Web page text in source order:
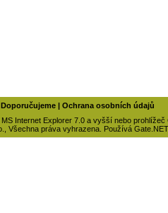
Doporučujeme
Ochrana osobních údajů
Internet Explorer 7.0 a vyšší nebo prohlížeč
Všechna práva vyhrazena. Používá